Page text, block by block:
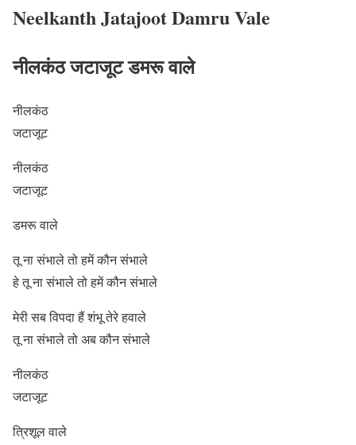
Neelkanth Jatajoot Damru Vale
नीलकंठ जटाजूट डमरू वाले
नीलकंठ
जटाजूट
नीलकंठ
जटाजूट
डमरू वाले
तू ना संभाले तो हमें कौन संभाले
हे तू ना संभाले तो हमें कौन संभाले
मेरी सब विपदा हैं शंभू तेरे हवाले
तू ना संभाले तो अब कौन संभाले
नीलकंठ
जटाजूट
त्रिशूल वाले